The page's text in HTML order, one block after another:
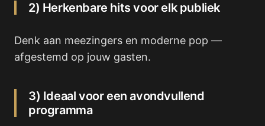
2) Herkenbare hits voor elk publiek
Denk aan meezingers en moderne pop —
afgestemd op jouw gasten.
3) Ideaal voor een avondvullend
programma